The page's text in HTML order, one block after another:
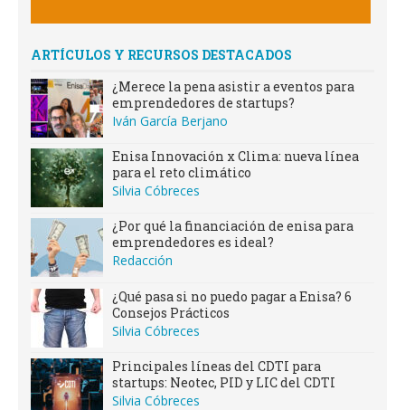
ARTÍCULOS Y RECURSOS DESTACADOS
¿Merece la pena asistir a eventos para
emprendedores de startups?
Iván García Berjano
Enisa Innovación x Clima: nueva línea
para el reto climático
Silvia Cóbreces
¿Por qué la financiación de enisa para
emprendedores es ideal?
Redacción
¿Qué pasa si no puedo pagar a Enisa? 6
Consejos Prácticos
Silvia Cóbreces
Principales líneas del CDTI para
startups: Neotec, PID y LIC del CDTI
Silvia Cóbreces